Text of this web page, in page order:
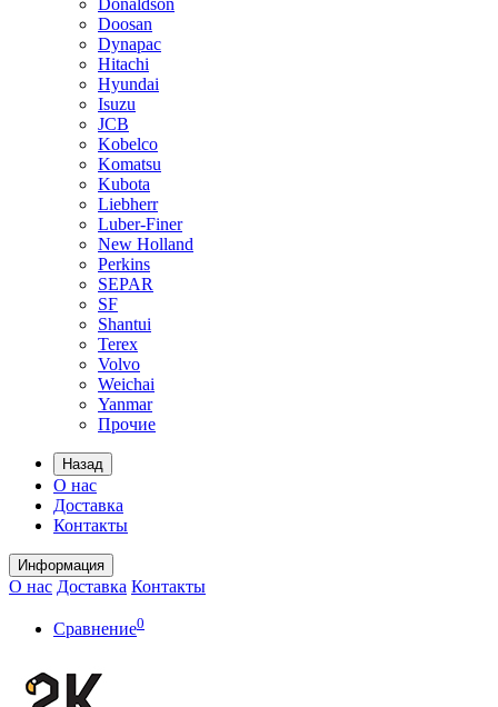
Donaldson
Doosan
Dynapac
Hitachi
Hyundai
Isuzu
JCB
Kobelco
Komatsu
Kubota
Liebherr
Luber-Finer
New Holland
Perkins
SEPAR
SF
Shantui
Terex
Volvo
Weichai
Yanmar
Прочие
Назад
О нас
Доставка
Контакты
Информация
О нас Доставка Контакты
Сравнение0